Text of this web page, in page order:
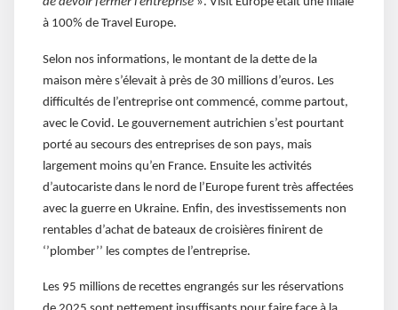
à 100% de Travel Europe.
Selon nos informations, le montant de la dette de la
maison mère s’élevait à près de 30 millions d’euros. Les
difficultés de l’entreprise ont commencé, comme partout,
avec le Covid. Le gouvernement autrichien s’est pourtant
porté au secours des entreprises de son pays, mais
largement moins qu’en France. Ensuite les activités
d’autocariste dans le nord de l’Europe furent très affectées
avec la guerre en Ukraine. Enfin, des investissements non
rentables d’achat de bateaux de croisières finirent de
‘’plomber’’ les comptes de l’entreprise.
Les 95 millions de recettes engrangés sur les réservations